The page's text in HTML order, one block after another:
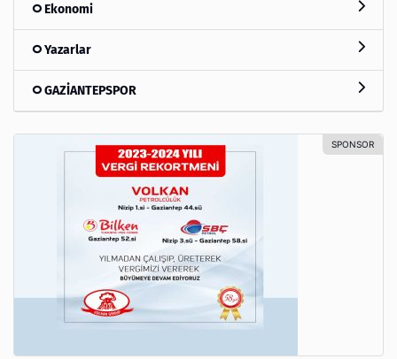
Ekonomi
Yazarlar
GAZİANTEPSPOR